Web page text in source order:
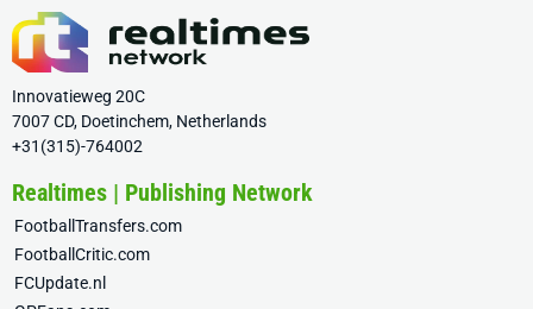
Innovatieweg 20C
7007 CD, Doetinchem, Netherlands
+31(315)-764002
Realtimes | Publishing Network
FootballTransfers.com
FootballCritic.com
FCUpdate.nl